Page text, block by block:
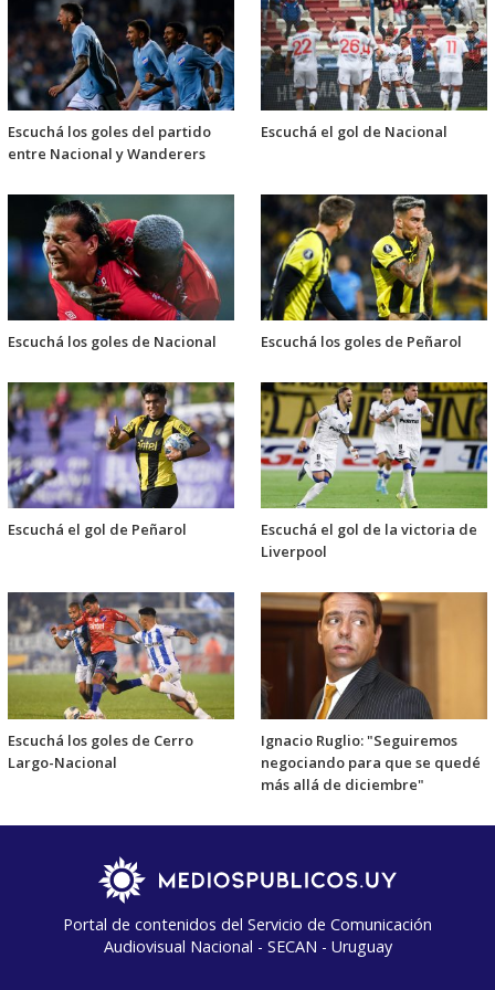
Escuchá los goles del partido
entre Nacional y Wanderers
Escuchá el gol de Nacional
Escuchá los goles de Nacional Escuchá los goles de Peñarol
Escuchá el gol de Peñarol
Escuchá el gol de la victoria de
Liverpool
Escuchá los goles de Cerro
Largo-Nacional
Ignacio Ruglio: "Seguiremos
negociando para que se quedé
más allá de diciembre"
Portal de contenidos del Servicio de Comunicación
Audiovisual Nacional - SECAN - Uruguay